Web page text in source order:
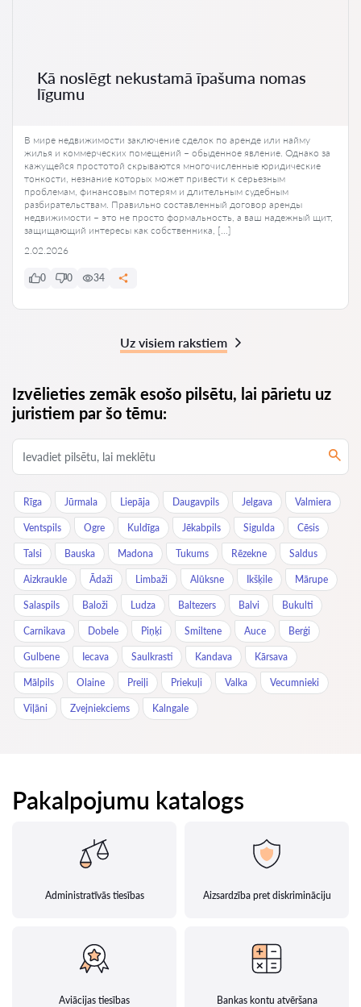
Kā noslēgt nekustamā īpašuma nomas
līgumu
В мире недвижимости заключение сделок по аренде или найму
жилья и коммерческих помещений – обыденное явление. Однако за
кажущейся простотой скрываются многочисленные юридические
тонкости, незнание которых может привести к серьезным
проблемам, финансовым потерям и длительным судебным
разбирательствам. Правильно составленный договор аренды
недвижимости – это не просто формальность, а ваш надежный щит,
защищающий интересы как собственника, […]
2.02.2026
0 0 34
Uz visiem rakstiem
Izvēlieties zemāk esošo pilsētu, lai pārietu uz
juristiem par šo tēmu:
Rīga Jūrmala Liepāja Daugavpils Jelgava Valmiera
Ventspils Ogre Kuldīga Jēkabpils Sigulda Cēsis
Talsi Bauska Madona Tukums Rēzekne Saldus
Aizkraukle Ādaži Limbaži Alūksne Ikšķile Mārupe
Salaspils Baloži Ludza Baltezers Balvi Bukulti
Carnikava Dobele Piņķi Smiltene Auce Berģi
Gulbene Iecava Saulkrasti Kandava Kārsava
Mālpils Olaine Preiļi Priekuļi Valka Vecumnieki
Viļāni Zvejniekciems Kalngale
Pakalpojumu katalogs
Administratīvās tiesības Aizsardzība pret diskrimināciju
Aviācijas tiesības Bankas kontu atvēršana